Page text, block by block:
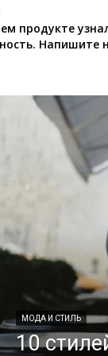
продукте
Напишите
МОДА И СТИЛЬ
10